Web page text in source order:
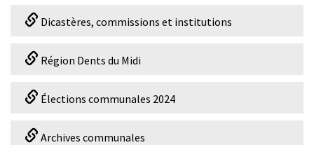
Dicastères, commissions et institutions
Région Dents du Midi
Élections communales 2024
Archives communales